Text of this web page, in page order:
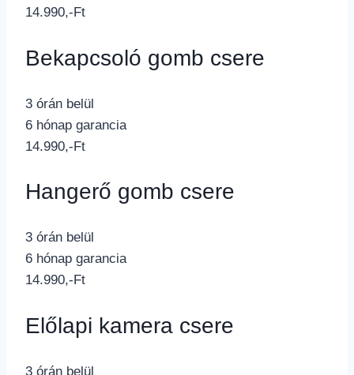
14.990,-Ft
Bekapcsoló gomb csere
3 órán belül
6 hónap garancia
14.990,-Ft
Hangerő gomb csere
3 órán belül
6 hónap garancia
14.990,-Ft
Előlapi kamera csere
3 órán belül